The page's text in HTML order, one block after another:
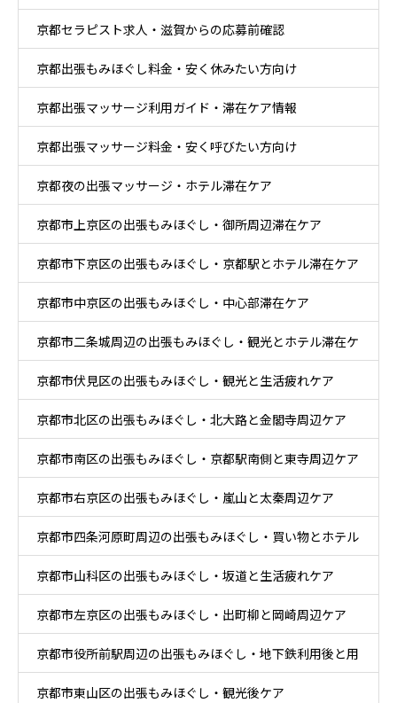
京都セラピスト求人・滋賀からの応募前確認
京都出張もみほぐし料金・安く休みたい方向け
京都出張マッサージ利用ガイド・滞在ケア情報
京都出張マッサージ料金・安く呼びたい方向け
京都夜の出張マッサージ・ホテル滞在ケア
京都市上京区の出張もみほぐし・御所周辺滞在ケア
京都市下京区の出張もみほぐし・京都駅とホテル滞在ケア
京都市中京区の出張もみほぐし・中心部滞在ケア
京都市二条城周辺の出張もみほぐし・観光とホテル滞在ケ
ア
京都市伏見区の出張もみほぐし・観光と生活疲れケア
京都市北区の出張もみほぐし・北大路と金閣寺周辺ケア
京都市南区の出張もみほぐし・京都駅南側と東寺周辺ケア
京都市右京区の出張もみほぐし・嵐山と太秦周辺ケア
京都市四条河原町周辺の出張もみほぐし・買い物とホテル
滞在ケア
京都市山科区の出張もみほぐし・坂道と生活疲れケア
京都市左京区の出張もみほぐし・出町柳と岡崎周辺ケア
京都市役所前駅周辺の出張もみほぐし・地下鉄利用後と用
事後ケア
京都市東山区の出張もみほぐし・観光後ケア